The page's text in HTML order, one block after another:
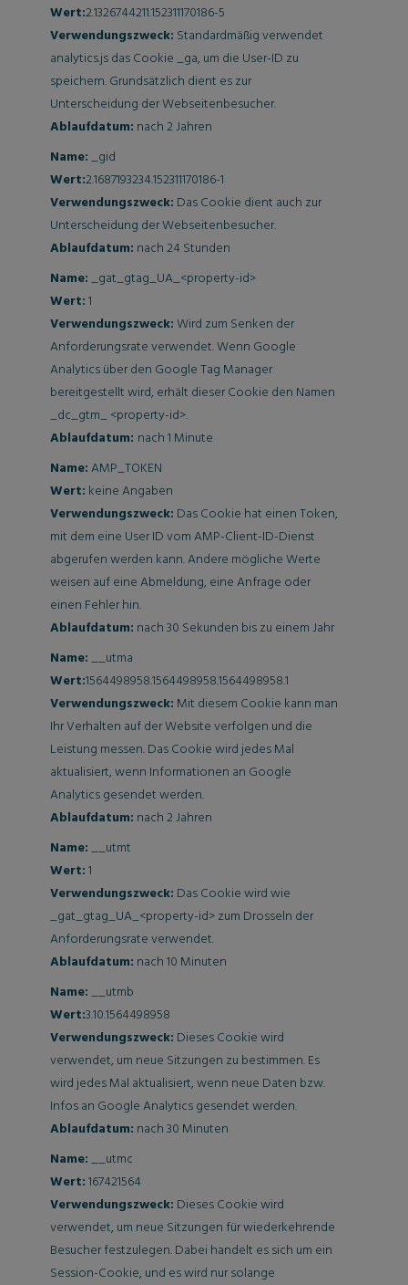
Wert:2.1326744211.152311170186-5
Verwendungszweck: Standardmäßig verwendet
analytics.js das Cookie _ga, um die User-ID zu
speichern. Grundsätzlich dient es zur
Unterscheidung der Webseitenbesucher.
Ablaufdatum: nach 2 Jahren
Name:_gid
Wert:2.1687193234.152311170186-1
Verwendungszweck: Das Cookie dient auch zur
Unterscheidung der Webseitenbesucher.
Ablaufdatum: nach 24 Stunden
Name:_gat_gtag_UA_<property-id>
Wert:1
Verwendungszweck:Wird zum Senken der
Anforderungsrate verwendet. Wenn Google
Analytics über den Google Tag Manager
bereitgestellt wird, erhält dieser Cookie den Namen
_dc_gtm_ <property-id>.
Ablaufdatum: nach 1 Minute
Name:AMP_TOKEN
Wert: keine Angaben
Verwendungszweck: Das Cookie hat einen Token,
mit dem eine User ID vom AMP-Client-ID-Dienst
abgerufen werden kann. Andere mögliche Werte
weisen auf eine Abmeldung, eine Anfrage oder
einen Fehler hin.
Ablaufdatum: nach 30 Sekunden bis zu einem Jahr
Name:__utma
Wert:1564498958.1564498958.1564498958.1
Verwendungszweck: Mit diesem Cookie kann man
Ihr Verhalten auf der Website verfolgen und die
Leistung messen. Das Cookie wird jedes Mal
aktualisiert, wenn Informationen an Google
Analytics gesendet werden.
Ablaufdatum: nach 2 Jahren
Name:__utmt
Wert:1
Verwendungszweck: Das Cookie wird wie
_gat_gtag_UA_<property-id> zum Drosseln der
Anforderungsrate verwendet.
Ablaufdatum: nach 10 Minuten
Name:__utmb
Wert:3.10.1564498958
Verwendungszweck: Dieses Cookie wird
verwendet, um neue Sitzungen zu bestimmen. Es
wird jedes Mal aktualisiert, wenn neue Daten bzw.
Infos an Google Analytics gesendet werden.
Ablaufdatum: nach 30 Minuten
Name:__utmc
Wert:167421564
Verwendungszweck: Dieses Cookie wird
verwendet, um neue Sitzungen für wiederkehrende
Besucher festzulegen. Dabei handelt es sich um ein
Session-Cookie, und es wird nur solange